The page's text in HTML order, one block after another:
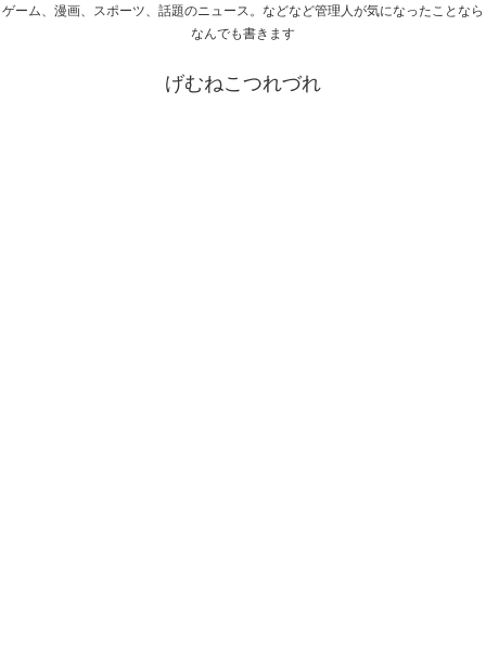
ゲーム、漫画、スポーツ、話題のニュース。などなど管理人が気になったことなら
なんでも書きます
げむねこつれづれ